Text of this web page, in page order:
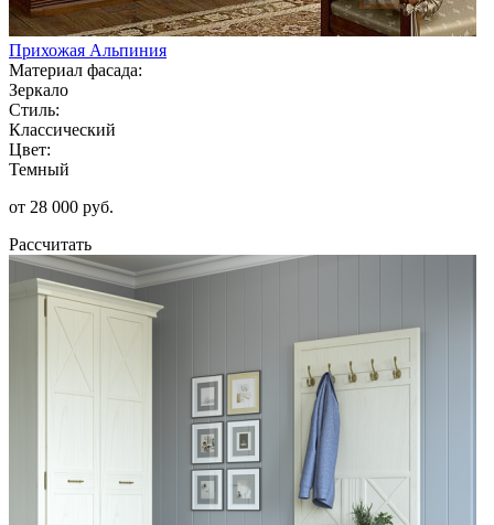
Прихожая Альпиния
Материал фасада:
Зеркало
Стиль:
Классический
Цвет:
Темный
от 28 000 руб.
Рассчитать